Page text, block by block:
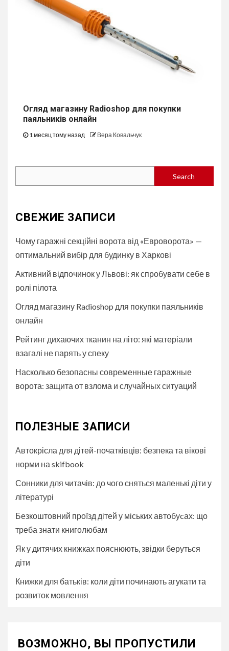
Огляд магазину Radioshop для покупки
паяльників онлайн
1 месяц тому назад Вера Ковальчук
Search
СВЕЖИЕ ЗАПИСИ
Чому гаражні секційні ворота від «Евроворота» —
оптимальний вибір для будинку в Харкові
Активний відпочинок у Львові: як спробувати себе в
ролі пілота
Огляд магазину Radioshop для покупки паяльників
онлайн
Рейтинг дихаючих тканин на літо: які матеріали
взагалі не парять у спеку
Насколько безопасны современные гаражные
ворота: защита от взлома и случайных ситуаций
ПОЛЕЗНЫЕ ЗАПИСИ
Автокрісла для дітей-початківців: безпека та вікові
норми на skifbook
Сонники для читачів: до чого сняться маленькі діти у
літературі
Безкоштовний проїзд дітей у міських автобуcах: що
треба знати книголюбам
Як у дитячих книжках пояснюють, звідки беруться
діти
Книжки для батьків: коли діти починають агукати та
розвиток мовлення
ВОЗМОЖНО, ВЫ ПРОПУСТИЛИ